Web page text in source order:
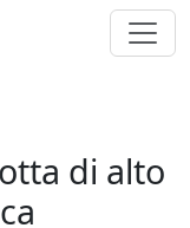
di alto